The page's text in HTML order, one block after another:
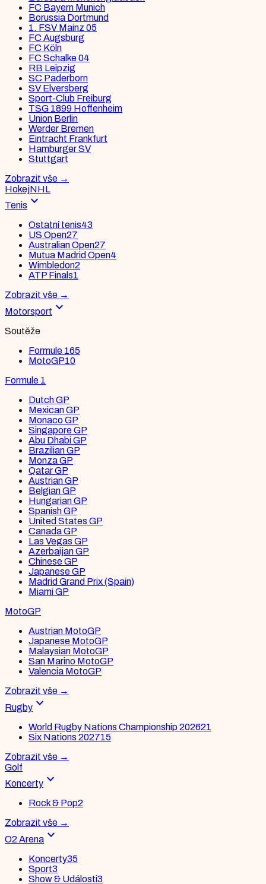
FC Bayern Munich
Borussia Dortmund
1. FSV Mainz 05
FC Augsburg
FC Köln
FC Schalke 04
RB Leipzig
SC Paderborn
SV Elversberg
Sport-Club Freiburg
TSG 1899 Hoffenheim
Union Berlin
Werder Bremen
Eintracht Frankfurt
Hamburger SV
Stuttgart
Zobrazit vše →
HokejNHL
Tenis expand_more
Ostatní tenis43
US Open27
Australian Open27
Mutua Madrid Open4
Wimbledon2
ATP Finals1
Zobrazit vše →
Motorsport expand_more
Soutěže
Formule 165
MotoGP10
Formule 1
Dutch GP
Mexican GP
Monaco GP
Singapore GP
Abu Dhabi GP
Brazilian GP
Monza GP
Qatar GP
Austrian GP
Belgian GP
Hungarian GP
Spanish GP
United States GP
Canada GP
Las Vegas GP
Azerbaijan GP
Chinese GP
Japanese GP
Madrid Grand Prix (Spain)
Miami GP
MotoGP
Austrian MotoGP
Japanese MotoGP
Malaysian MotoGP
San Marino MotoGP
Valencia MotoGP
Zobrazit vše →
Rugby expand_more
World Rugby Nations Championship 202621
Six Nations 202715
Zobrazit vše →
Golf
Koncerty expand_more
Rock & Pop2
Zobrazit vše →
O2 Arena expand_more
Koncerty35
Sport3
Show & Události3